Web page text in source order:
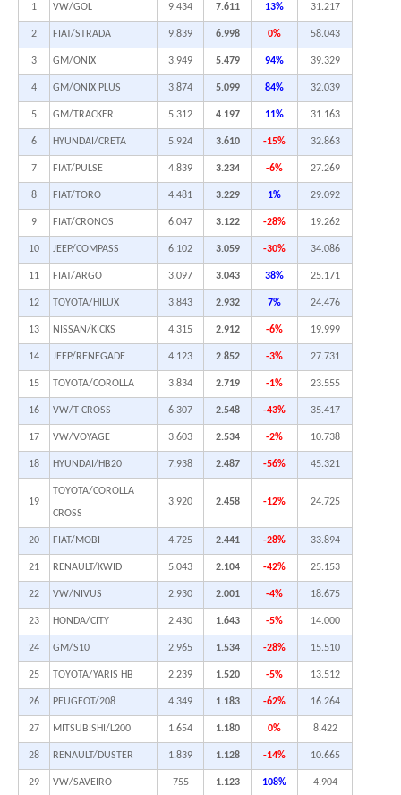
1 VW/GOL 9.434 7.611 13% 31.217
2 FIAT/STRADA 9.839 6.998 0% 58.043
3 GM/ONIX 3.949 5.479 94% 39.329
4 GM/ONIX PLUS 3.874 5.099 84% 32.039
5 GM/TRACKER 5.312 4.197 11% 31.163
6 HYUNDAI/CRETA 5.924 3.610 -15% 32.863
7 FIAT/PULSE 4.839 3.234 -6% 27.269
8 FIAT/TORO 4.481 3.229 1% 29.092
9 FIAT/CRONOS 6.047 3.122 -28% 19.262
10 JEEP/COMPASS 6.102 3.059 -30% 34.086
11 FIAT/ARGO 3.097 3.043 38% 25.171
12 TOYOTA/HILUX 3.843 2.932 7% 24.476
13 NISSAN/KICKS 4.315 2.912 -6% 19.999
14 JEEP/RENEGADE 4.123 2.852 -3% 27.731
15 TOYOTA/COROLLA 3.834 2.719 -1% 23.555
16 VW/T CROSS 6.307 2.548 -43% 35.417
17 VW/VOYAGE 3.603 2.534 -2% 10.738
18 HYUNDAI/HB20 7.938 2.487 -56% 45.321
19
TOYOTA/COROLLA
CROSS
3.920 2.458 -12% 24.725
20 FIAT/MOBI 4.725 2.441 -28% 33.894
21 RENAULT/KWID 5.043 2.104 -42% 25.153
22 VW/NIVUS 2.930 2.001 -4% 18.675
23 HONDA/CITY 2.430 1.643 -5% 14.000
24 GM/S10 2.965 1.534 -28% 15.510
25 TOYOTA/YARIS HB 2.239 1.520 -5% 13.512
26 PEUGEOT/208 4.349 1.183 -62% 16.264
27 MITSUBISHI/L200 1.654 1.180 0% 8.422
28 RENAULT/DUSTER 1.839 1.128 -14% 10.665
29 VW/SAVEIRO 755 1.123 108% 4.904